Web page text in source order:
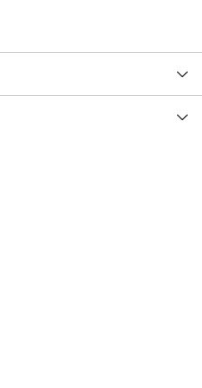
5000021418